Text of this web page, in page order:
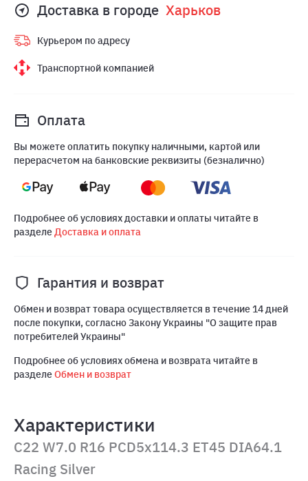
Доставка в городе Харьков
Курьером по адресу
Транспортной компанией
Оплата
Вы можете оплатить покупку наличными, картой или
перерасчетом на банковские реквизиты (безналично)
Подробнее об условиях доставки и оплаты читайте в
разделеДоставка и оплата
Гарантия и возврат
Обмен и возврат товара осуществляется в течение 14 дней
после покупки, согласно Закону Украины "О защите прав
потребителей Украины"
Подробнее об условиях обмена и возврата читайте в
разделеОбмен и возврат
Характеристики
C22 W7.0 R16 PCD5x114.3 ET45 DIA64.1
Racing Silver